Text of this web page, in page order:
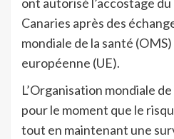
Canaries après des
mondiale de la santé (OMS)
européenne (UE).
L’Organisation mondiale
pour le moment que le
tout en maintenant une